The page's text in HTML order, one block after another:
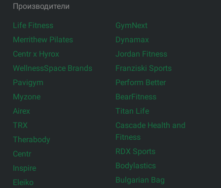
Производители
Life Fitness
Merrithew Pilates
Centr x Hyrox
WellnessSpace Brands
Pavigym
Myzone
Airex
TRX
Therabody
Centr
Inspire
Eleiko
GymNext
Dynamax
Jordan Fitness
Franziski Sports
Perform Better
BearFitness
Titan Life
Cascade Health and
Fitness
RDX Sports
Bodylastics
Bulgarian Bag